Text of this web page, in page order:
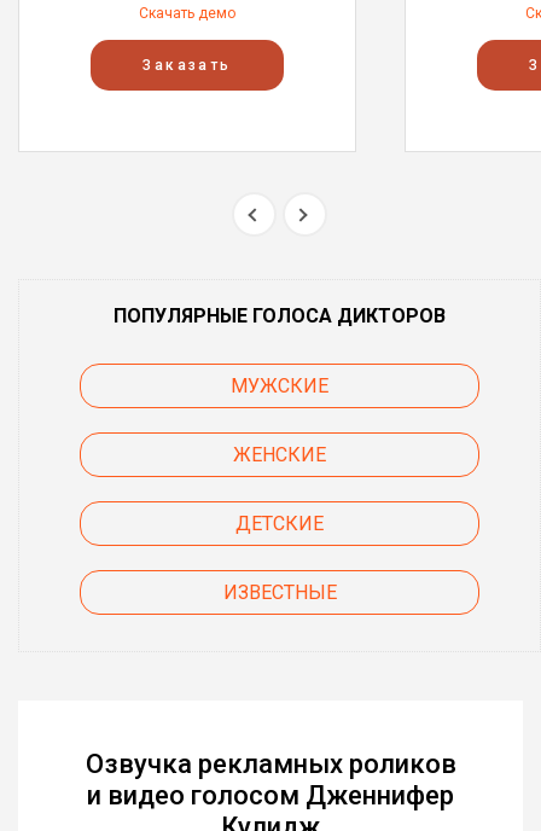
Скачать демо
Заказать
ПОПУЛЯРНЫЕ ГОЛОСА ДИКТОРОВ
МУЖСКИЕ
ЖЕНСКИЕ
ДЕТСКИЕ
ИЗВЕСТНЫЕ
Озвучка рекламных роликов
и видео голосом Дженнифер